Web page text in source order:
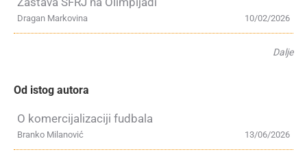
10/02/2026
Dragan Markovina
Dalje
Od istog autora
O komercijalizaciji fudbala
13/06/2026
Branko Milanović